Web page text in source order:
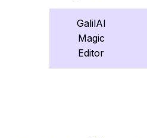
GalilAI
Magic
Editor